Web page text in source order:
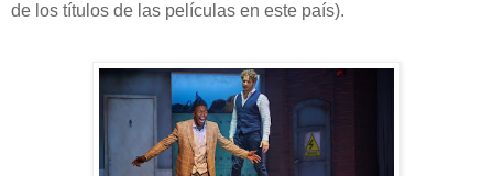
de los títulos de las películas en este país).